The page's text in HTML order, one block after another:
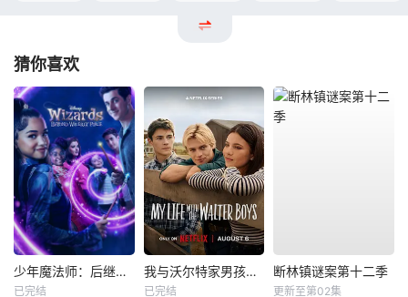
猜你喜欢
少年魔法师：后继者第三季
已完结
我与沃尔特家男孩的生活第三季
已完结
断林镇谜案第十二季
更新至第02集